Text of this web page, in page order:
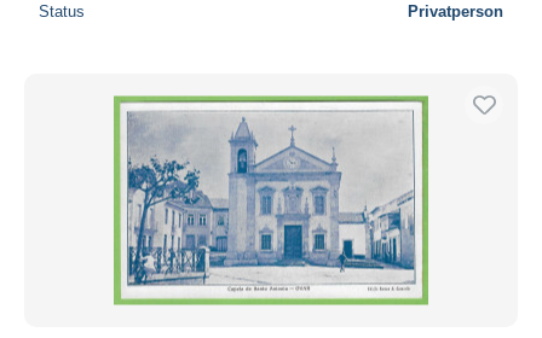
Status Privatperson